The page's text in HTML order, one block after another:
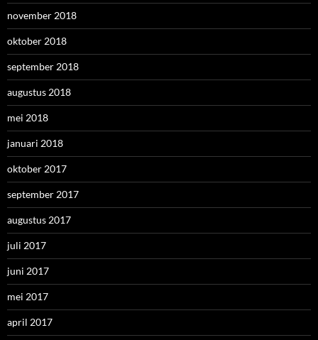
november 2018
oktober 2018
september 2018
augustus 2018
mei 2018
januari 2018
oktober 2017
september 2017
augustus 2017
juli 2017
juni 2017
mei 2017
april 2017